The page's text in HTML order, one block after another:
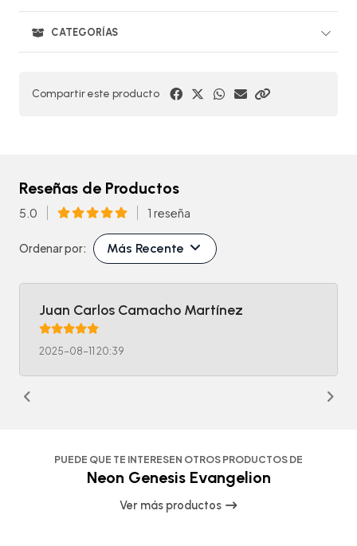
CATEGORÍAS
Compartir este producto
Reseñas de Productos
5.0 1 reseña
Ordenar por: Más Recente
Juan Carlos Camacho Martínez
2025-08-11 20:39
PUEDE QUE TE INTERESEN OTROS PRODUCTOS DE
Neon Genesis Evangelion
Ver más productos